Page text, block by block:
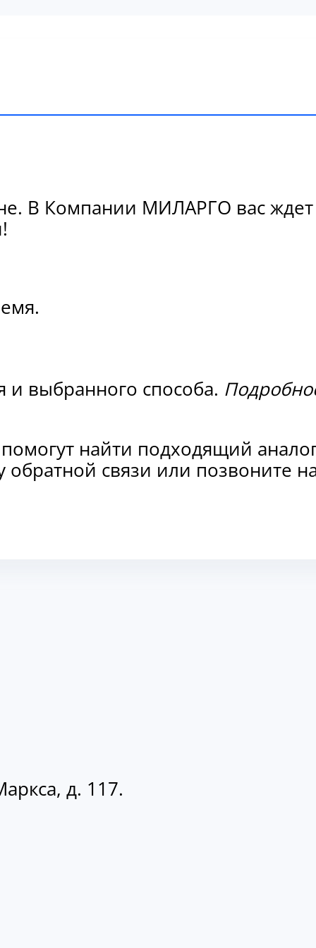
В Компании МИЛАРГО вас
и выбранного способа.
найти подходящий
обратной связи или
д. 117.